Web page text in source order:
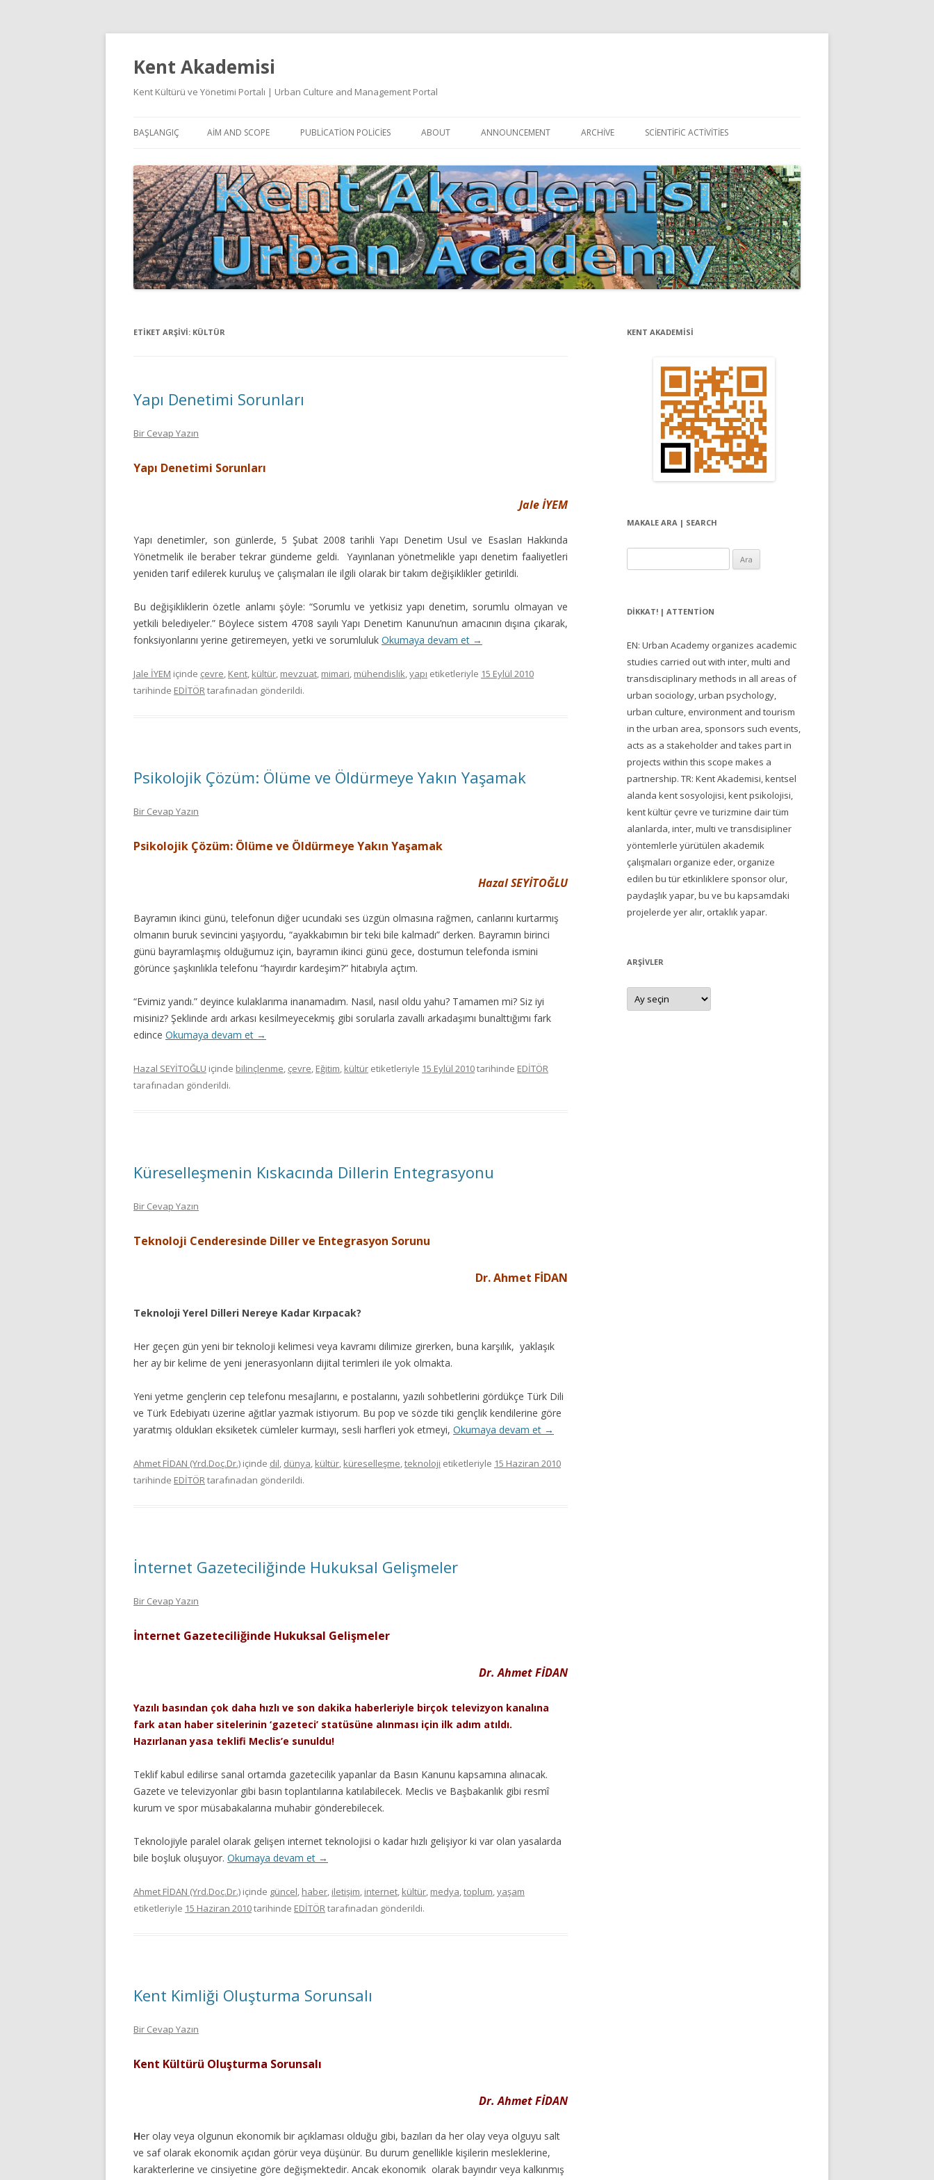
Kent Akademisi
Kent Kültürü ve Yönetimi Portalı | Urban Culture and Management Portal
atla
BAŞLANGIÇ AIM AND SCOPE PUBLICATION POLICIES
DOCUMENTATION
YAZIM KURALLARI
SÜREÇ REHBERI | PROCESS GUIDE
ETIK İLKELER | ETHICAL RULES
ABOUT
EDITORIAL BOARD
ETIK KURUL | ETHICAL BOARDS
İNDEKSLER
JOURNAL HISTORY | DERGI
TARIHÇESI
ADVERTISEMENT FEE
ANNOUNCEMENT ARCHIVE SCIENTIFIC ACTIVITIES
ETIKET ARŞIVI: KÜLTÜR
Yapı Denetimi Sorunları
Bir Cevap Yazın
Yapı Denetimi Sorunları
Jale İYEM
Yapı denetimler, son günlerde, 5 Şubat 2008 tarihli Yapı Denetim Usul ve Esasları Hakkında
Yönetmelik ile beraber tekrar gündeme geldi. Yayınlanan yönetmelikle yapı denetim faaliyetleri
yeniden tarif edilerek kuruluş ve çalışmaları ile ilgili olarak bir takım değişiklikler getirildi.
Bu değişikliklerin özetle anlamı şöyle: “Sorumlu ve yetkisiz yapı denetim, sorumlu olmayan ve
yetkili belediyeler.” Böylece sistem 4708 sayılı Yapı Denetim Kanunu’nun amacının dışına çıkarak,
fonksiyonlarını yerine getiremeyen, yetki ve sorumluluk Okumaya devam et →
Jale İYEM içinde çevre, Kent, kültür, mevzuat, mimari, mühendislik,yapı etiketleriyle 15 Eylül 2010
tarihinde EDİTÖRtarafınadan gönderildi.
Psikolojik Çözüm: Ölüme ve Öldürmeye Yakın Yaşamak
Bir Cevap Yazın
Psikolojik Çözüm: Ölüme ve Öldürmeye Yakın Yaşamak
Hazal SEYİTOĞLU
Bayramın ikinci günü, telefonun diğer ucundaki ses üzgün olmasına rağmen, canlarını kurtarmış
olmanın buruk sevincini yaşıyordu, “ayakkabımın bir teki bile kalmadı” derken. Bayramın birinci
günü bayramlaşmış olduğumuz için, bayramın ikinci günü gece, dostumun telefonda ismini
görünce şaşkınlıkla telefonu “hayırdır kardeşim?” hitabıyla açtım.
“Evimiz yandı.” deyince kulaklarıma inanamadım. Nasıl, nasıl oldu yahu? Tamamen mi? Siz iyi
misiniz? Şeklinde ardı arkası kesilmeyecekmiş gibi sorularla zavallı arkadaşımı bunalttığımı fark
edince Okumaya devam et →
Hazal SEYİTOĞLU içinde bilinçlenme, çevre, Eğitim, kültür etiketleriyle 15 Eylül 2010tarihinde EDİTÖR
tarafınadan gönderildi.
Küreselleşmenin Kıskacında Dillerin Entegrasyonu
Bir Cevap Yazın
Teknoloji Cenderesinde Diller ve Entegrasyon Sorunu
Dr. Ahmet FİDAN
Teknoloji Yerel Dilleri Nereye Kadar Kırpacak?
Her geçen gün yeni bir teknoloji kelimesi veya kavramı dilimize girerken, buna karşılık, yaklaşık
her ay bir kelime de yeni jenerasyonların dijital terimleri ile yok olmakta.
Yeni yetme gençlerin cep telefonu mesajlarını, e postalarını, yazılı sohbetlerini gördükçe Türk Dili
ve Türk Edebiyatı üzerine ağıtlar yazmak istiyorum. Bu pop ve sözde tiki gençlik kendilerine göre
yaratmış oldukları eksiketek cümleler kurmayı, sesli harfleri yok etmeyi, Okumaya devam et →
Ahmet FİDAN (Yrd.Doç.Dr.) içinde dil, dünya, kültür, küreselleşme,teknoloji etiketleriyle 15 Haziran 2010
tarihinde EDİTÖRtarafınadan gönderildi.
İnternet Gazeteciliğinde Hukuksal Gelişmeler
Bir Cevap Yazın
İnternet Gazeteciliğinde Hukuksal Gelişmeler
Dr. Ahmet FİDAN
Yazılı basından çok daha hızlı ve son dakika haberleriyle birçok televizyon kanalına
fark atan haber sitelerinin ‘gazeteci’ statüsüne alınması için ilk adım atıldı.
Hazırlanan yasa teklifi Meclis’e sunuldu!
Teklif kabul edilirse sanal ortamda gazetecilik yapanlar da Basın Kanunu kapsamına alınacak.
Gazete ve televizyonlar gibi basın toplantılarına katılabilecek. Meclis ve Başbakanlık gibi resmî
kurum ve spor müsabakalarına muhabir gönderebilecek.
Teknolojiyle paralel olarak gelişen internet teknolojisi o kadar hızlı gelişiyor ki var olan yasalarda
bile boşluk oluşuyor. Okumaya devam et →
Ahmet FİDAN (Yrd.Doç.Dr.) içinde güncel, haber, iletişim, internet, kültür, medya,toplum,yaşam
etiketleriyle 15 Haziran 2010tarihinde EDİTÖRtarafınadan gönderildi.
Kent Kimliği Oluşturma Sorunsalı
Bir Cevap Yazın
Kent Kültürü Oluşturma Sorunsalı
Dr. Ahmet FİDAN
Her olay veya olgunun ekonomik bir açıklaması olduğu gibi, bazıları da her olay veya olguyu salt
ve saf olarak ekonomik açıdan görür veya düşünür. Bu durum genellikle kişilerin mesleklerine,
karakterlerine ve cinsiyetine göre değişmektedir. Ancak ekonomik olarak bayındır veya kalkınmış
KENT AKADEMİSİ
MAKALE ARA | SEARCH
DIKKAT! | ATTENTION
EN: Urban Academy organizes academic
studies carried out with inter, multi and
transdisciplinary methods in all areas of
urban sociology, urban psychology,
urban culture, environment and tourism
in the urban area, sponsors such events,
acts as a stakeholder and takes part in
projects within this scope makes a
partnership. TR: Kent Akademisi, kentsel
alanda kent sosyolojisi, kent psikolojisi,
kent kültür çevre ve turizmine dair tüm
alanlarda, inter, multi ve transdisipliner
yöntemlerle yürütülen akademik
çalışmaları organize eder, organize
edilen bu tür etkinliklere sponsor olur,
paydaşlık yapar, bu ve bu kapsamdaki
projelerde yer alır, ortaklık yapar.
ARŞIVLER
Arşivler